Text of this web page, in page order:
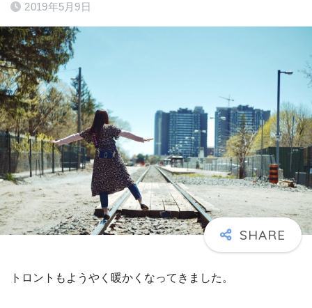
2019年5月9日
トロントもようやく暖かくなってきました。